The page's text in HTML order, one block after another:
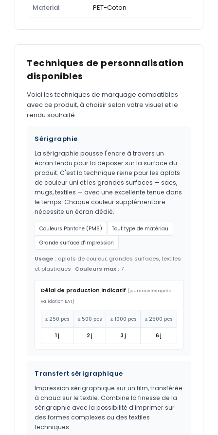
Material PET-Coton
Techniques de personnalisation
disponibles
Voici les techniques de marquage compatibles
avec ce produit, à choisir selon votre visuel et le
rendu souhaité :
Sérigraphie
La sérigraphie pousse l'encre à travers un
écran tendu pour la déposer sur la surface du
produit. C'est la technique reine pour les aplats
de couleur uni et les grandes surfaces — sacs,
mugs, textiles — avec une excellente tenue dans
le temps. Chaque couleur supplémentaire
nécessite un écran dédié.
Couleurs Pantone (PMS)
Tout type de matériau
Grande surface d'impression
Usage : aplats de couleur, grandes surfaces, textiles
et plastiques · Couleurs max :7
Délai de production indicatif (jours ouvrés après
validation BAT)
≤ 250 pcs ≤ 500 pcs ≤ 1000 pcs ≤ 2500 pcs
1 j 2 j 3 j 6 j
Transfert sérigraphique
Impression sérigraphique sur un film, transférée
à chaud sur le textile. Combine la finesse de la
sérigraphie avec la possibilité d'imprimer sur
des formes complexes ou des textiles
techniques.